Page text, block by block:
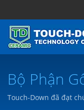
Bộ Phận
Kiếm |
Touch-Down đã đạt